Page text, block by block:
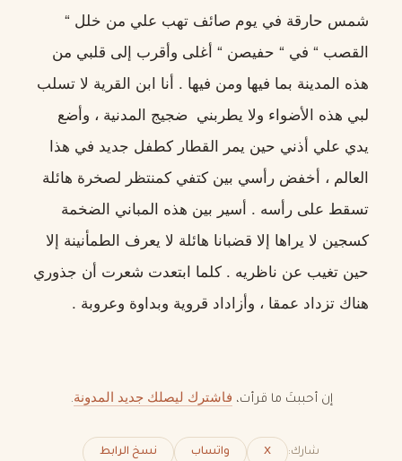
شمس حارقة في يوم صائف تهب علي من خلل “
القصب “ في “ حفيصن “ أغلى وأقرب إلى قلبي من
هذه المدينة بما فيها ومن فيها . أنا ابن القرية لا تسلب
لبي هذه الأضواء ولا يطربني ضجيج المدنية ، وأضع
يدي علي أذني حين يمر القطار كطفل جديد في هذا
العالم ، أخفض رأسي بين كتفي كمنتظر لصخرة هائلة
تسقط على رأسه . أسير بين هذه المباني الضخمة
كسجين لا يراها إلا قضبانا هائلة لا يعرف الطمأنينة إلا
حين تغيب عن ناظريه . كلما ابتعدت شعرت أن جذوري
هناك تزداد عمقا ، وأزاداد قروية وبداوة وعروبة .
إن أحببتَ ما قرأت، فاشترك ليصلك جديد المدونة.
شارك: X واتساب نسخ الرابط